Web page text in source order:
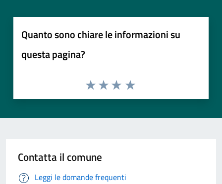
Quanto sono chiare le informazioni su
questa pagina?
Contatta il comune
Leggi le domande frequenti